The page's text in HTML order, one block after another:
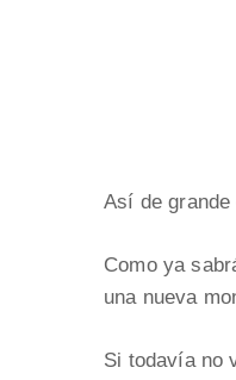
Así de
Como ya
una nueva
Si todavía no